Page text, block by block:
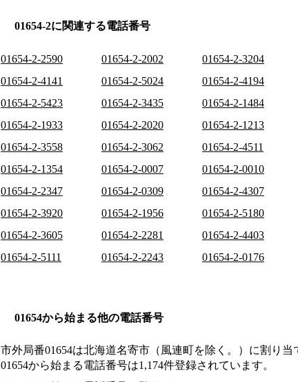
01654-2に関連する電話番号
01654-2-2590 01654-2-2002 01654-2-3204
01654-2-4141
01654-2-5024 01654-2-4194
01654-2-5423
01654-2-3435 01654-2-1484
01654-2-1933
01654-2-2020 01654-2-1213
01654-2-3558
01654-2-3062 01654-2-4511
01654-2-1354
01654-2-0007 01654-2-0010
01654-2-2347
01654-2-0309 01654-2-4307
01654-2-3920
01654-2-1956 01654-2-5180
01654-2-3605
01654-2-2281 01654-2-4403
01654-2-5111
01654-2-2243 01654-2-0176
01654から始まる他の電話番号
市外局番01654は北海道名寄市（風連町を除く。） に割り当
01654から始まる電話番号は1,174件登録されています。